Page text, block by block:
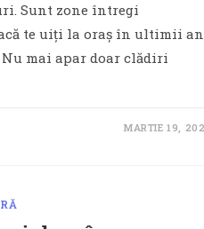
Sunt zone întregi
te uiți la oraș în ultimii
mai apar doar clădiri
MARTIE 19,